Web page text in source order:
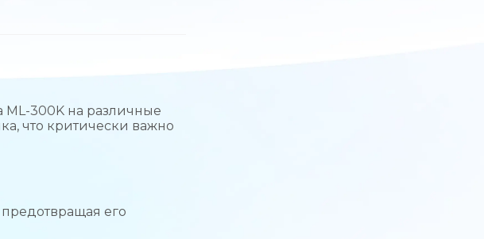
300K на различные
что критически важно
его